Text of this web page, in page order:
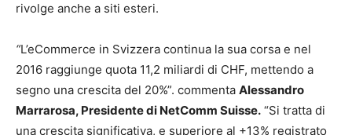
rivolge anche a siti esteri.
“L’eCommerce in Svizzera continua la sua corsa e nel
2016 raggiunge quota 11,2 miliardi di CHF, mettendo a
segno una crescita del 20%”. commenta Alessandro
Marrarosa, Presidente di NetComm Suisse. “Si tratta di
una crescita significativa, e superiore al +13% registrato